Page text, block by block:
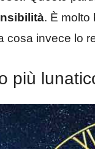
. È molto
cosa invece lo
più